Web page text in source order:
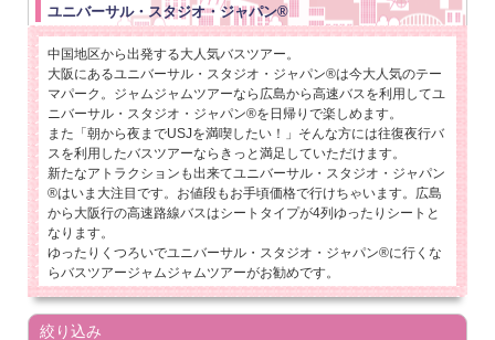
ユニバーサル・スタジオ・ジャパン®
中国地区から出発する大人気バスツアー。
大阪にあるユニバーサル・スタジオ・ジャパン®は今大人気のテー
マパーク。ジャムジャムツアーなら広島から高速バスを利用してユ
ニバーサル・スタジオ・ジャパン®を日帰りで楽しめます。
また「朝から夜までUSJを満喫したい！」そんな方には往復夜行バ
スを利用したバスツアーならきっと満足していただけます。
新たなアトラクションも出来てユニバーサル・スタジオ・ジャパン
®はいま大注目です。お値段もお手頃価格で行けちゃいます。広島
から大阪行の高速路線バスはシートタイプが4列ゆったりシートと
なります。
ゆったりくつろいでユニバーサル・スタジオ・ジャパン®に行くな
らバスツアージャムジャムツアーがお勧めです。
絞り込み